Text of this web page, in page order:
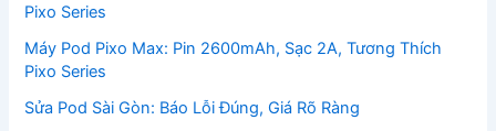
Pixo Series
Máy Pod Pixo Max: Pin 2600mAh, Sạc 2A, Tương Thích
Pixo Series
Sửa Pod Sài Gòn: Báo Lỗi Đúng, Giá Rõ Ràng